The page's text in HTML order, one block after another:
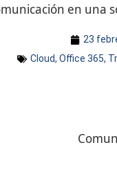
en una
23
Cloud, Office 365,